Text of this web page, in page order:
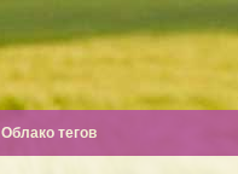
Облако тегов